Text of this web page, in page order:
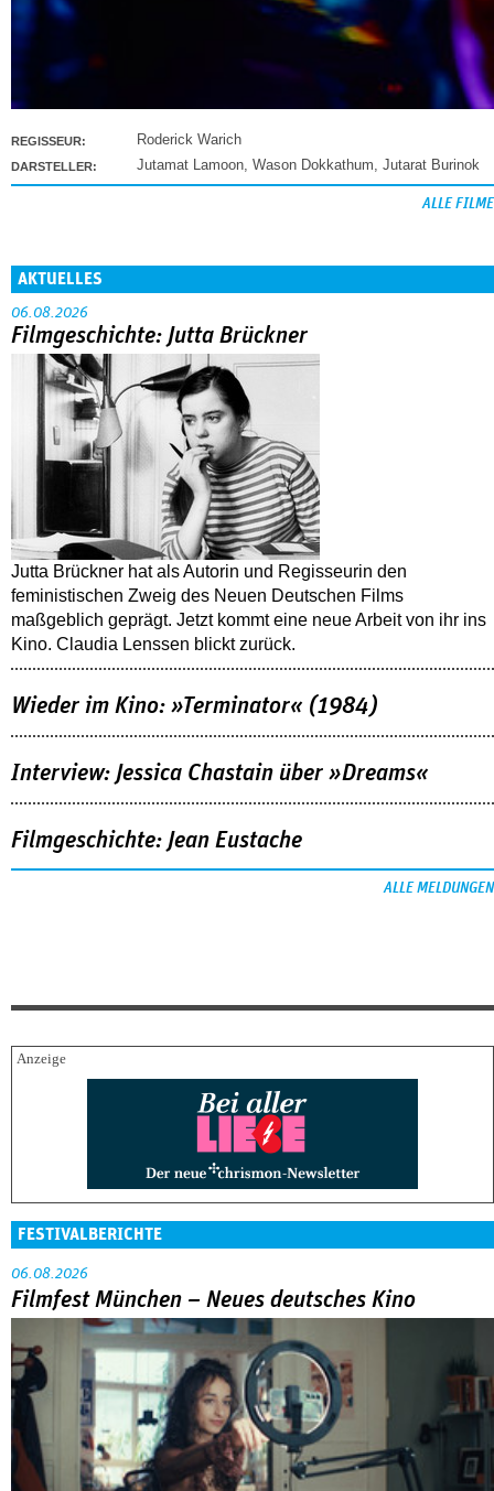
REGISSEUR: Roderick Warich
DARSTELLER: Jutamat Lamoon, Wason Dokkathum, Jutarat Burinok
ALLE FILME
AKTUELLES
06.08.2026
Filmgeschichte: Jutta Brückner
Jutta Brückner hat als Autorin und Regisseurin den
feministischen Zweig des Neuen Deutschen Films
maßgeblich geprägt. Jetzt kommt eine neue Arbeit von ihr ins
Kino. Claudia Lenssen blickt zurück.
Wieder im Kino: »Terminator« (1984)
Interview: Jessica Chastain über »Dreams«
Filmgeschichte: Jean Eustache
ALLE MELDUNGEN
FESTIVALBERICHTE
06.08.2026
Filmfest München – Neues deutsches Kino